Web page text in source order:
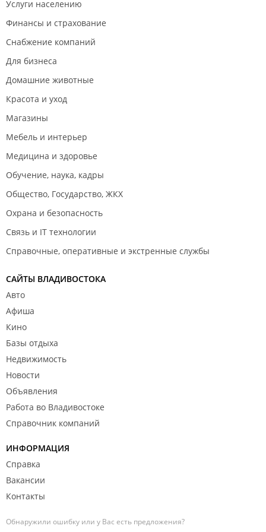
укомплектованы необходимым оборудованием. В
гостиничных корпусах № 2.7 комплекса зданий малый Аякс и
самообслуживания, кроме того, во всех гостиничных
корпусах кампуса имеются дополнительные бытовые
ресепшн можно взять в пользование утюг.
Новости:
2025 год
В общежитии ДВФУ вызывали пожарных из-за замкнувшей
Сильный ветер сорвал облицовку со здания общежития
ДВФУ на острове Русском.
В центре Владивостока потушили горящий мусор у стен
общежития – людей эвакуировали.
Новые общежития в ДВФУ построят к 2027 году.
Услуги населению
Финансы и страхование
Снабжение компаний
Для бизнеса
Домашние животные
Красота и уход
Магазины
Мебель и интерьер
Медицина и здоровье
Обучение, наука, кадры
Общество, Государство, ЖКХ
Охрана и безопасность
Связь и IT технологии
Справочные, оперативные и экстренные службы
САЙТЫ ВЛАДИВОСТОКА
Авто
Афиша
Кино
Базы отдыха
Недвижимость
Новости
Объявления
Работа во Владивостоке
Справочник компаний
ИНФОРМАЦИЯ
Справка
Вакансии
Контакты
Обнаружили ошибку или у Вас есть предложения?